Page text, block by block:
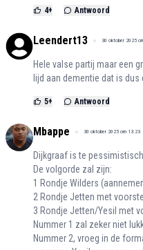
4+ Antwoord
Leendert13 30 oktober 2025
Hele valse partij maar een
lijd aan dementie dat is
5+ Antwoord
Mbappe 30 oktober 2025 om 13:23
Dijkgraaf is te
De volgorde zal zijn:
1 Rondje Wilders
2 Rondje Jetten met
3 Rondje Jetten/Yesil met
Nummer 1 zal zeker niet
Nummer 2, vroeg in de